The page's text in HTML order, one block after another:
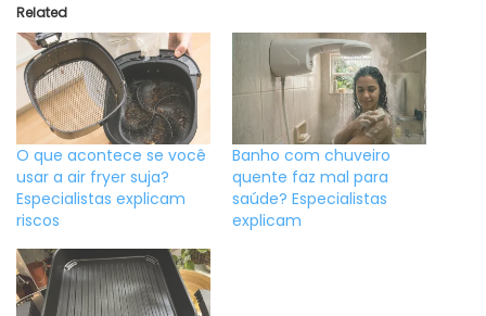
Related
O que acontece se você
usar a air fryer suja?
Especialistas explicam
riscos
Banho com chuveiro
quente faz mal para
saúde? Especialistas
explicam